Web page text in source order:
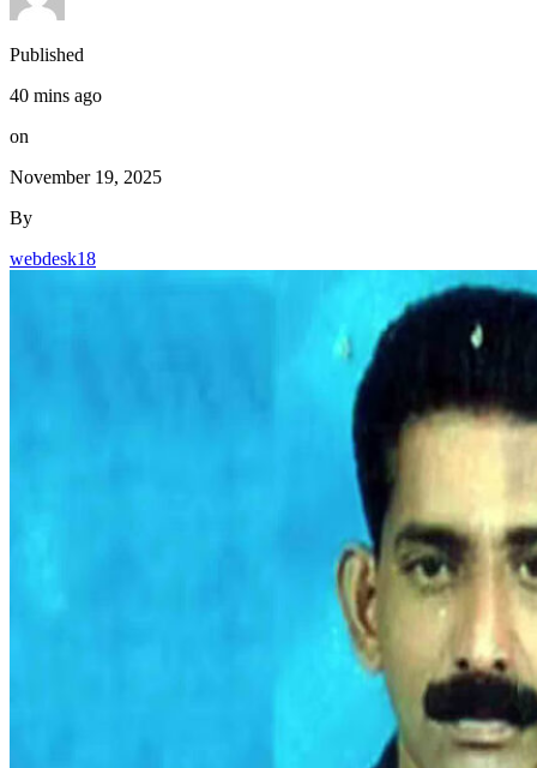
Published
40 mins ago
on
November 19, 2025
By
webdesk18